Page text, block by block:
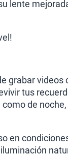
lente
grabar videos
tus
de noche,
en